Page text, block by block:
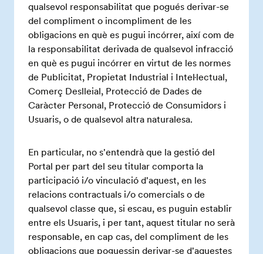
qualsevol responsabilitat que pogués derivar-se
del compliment o incompliment de les
obligacions en què es pugui incórrer, així com de
la responsabilitat derivada de qualsevol infracció
en què es pugui incórrer en virtut de les normes
de Publicitat, Propietat Industrial i Intel·lectual,
Comerç Deslleial, Protecció de Dades de
Caràcter Personal, Protecció de Consumidors i
Usuaris, o de qualsevol altra naturalesa.
En particular, no s'entendrà que la gestió del
Portal per part del seu titular comporta la
participació i/o vinculació d'aquest, en les
relacions contractuals i/o comercials o de
qualsevol classe que, si escau, es puguin establir
entre els Usuaris, i per tant, aquest titular no serà
responsable, en cap cas, del compliment de les
obligacions que poguessin derivar-se d'aquestes